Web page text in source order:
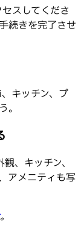
スしてくださ
続きを完了させ
キッチン、プ
。
、キッチン、
アメニティも写
。